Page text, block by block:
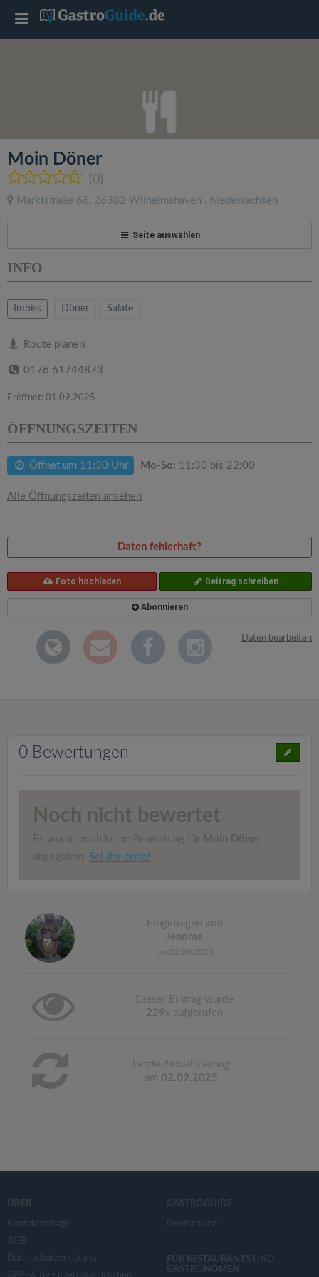
Moin Döner
(0)
Marktstraße 66, 26382 Wilhelmshaven , Niedersachsen
Seite auswählen
INFO
Imbiss Döner Salate
Route planen
0176 61744873
Eröffnet: 01.09.2025
ÖFFNUNGSZEITEN
Öffnet um 11:30 Uhr Mo-So: 11:30 bis 22:00
Alle Öffnungszeiten ansehen
Daten fehlerhaft?
Foto hochladen Beitrag schreiben
Abonnieren
Daten bearbeiten
0 Bewertungen
Noch nicht bewertet
Es wurde noch keine Bewertung für Moin Döner
abgegeben. Sei der erste!
Eingetragen von
Jenome
am 02.09.2025
Dieser Eintrag wurde
229x aufgerufen
Letzte Aktualisierung
am 02.09.2025
ÜBER
Kontaktanfrage
AGB
Datenschutzerklärung
GASTROGUIDE
Deutschland
FÜR RESTAURANTS UND
GASTRONOMEN
T
l
e
a
v
g
a
t